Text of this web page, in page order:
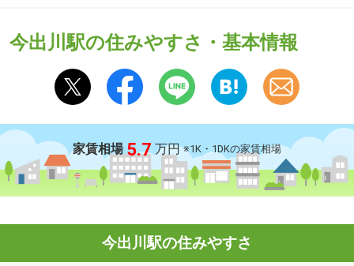
今出川駅の住みやすさ・基本情報
家賃相場 5.7 万円 ※1K・1DKの家賃相場
今出川駅の住みやすさ